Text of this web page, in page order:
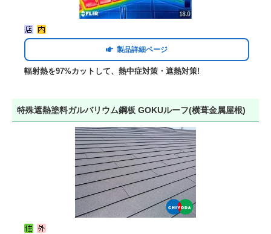
製品詳細ページ
輻射熱を97%カットして、熱中症対策・遮熱対策!
特殊遮熱塗料ガルバリウム鋼板 GOKUルーフ(横葺金属屋根)